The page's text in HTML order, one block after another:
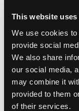
This website
We use cookies
provide social
We also share
our social media,
may combine it
provided to them
of their services.
espacios si es
Agregar
la mezcla de
la base de
generosa
Ataulfo sobre
Repetir las
galletas